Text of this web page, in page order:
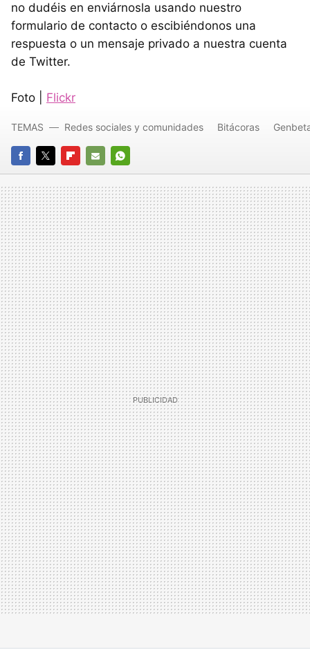
no dudéis en enviárnosla usando nuestro
formulario de contacto o escibiéndonos una
respuesta o un mensaje privado a nuestra cuenta
de Twitter.
Foto | Flickr
FACEBOOK
TWITTERFLIPBOARD
E-
MAIL
WHATSAPP
TEMAS Redes sociales y comunidades Bitácoras